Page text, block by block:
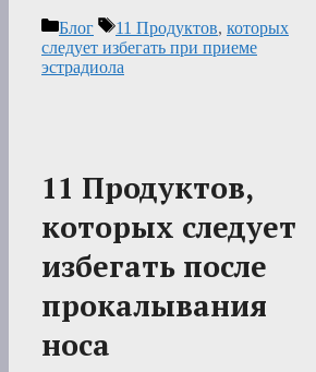
Рубрики
Блог Метки
11 Продуктов, которых
следует избегать при приеме
эстрадиола
11 Продуктов,
которых следует
избегать после
прокалывания
носа